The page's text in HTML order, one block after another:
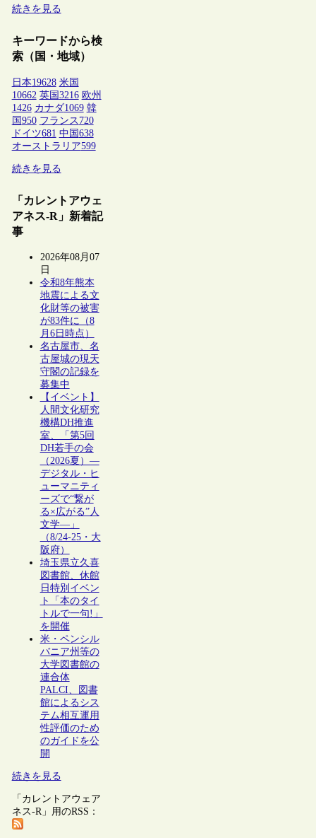
続きを見る
キーワードから検
索（国・地域）
日本19628 米国
10662 英国3216 欧州
1426 カナダ1069 韓
国950 フランス 720
ドイツ681 中国638
オーストラリア599
続きを見る
「カレントアウェ
アネス-R」新着記
事
2026年08月07
日
令和8年熊本
地震による文
化財等の被害
が83件に（8
月6日時点）
名古屋市、名
古屋城の現天
守閣の記録を
募集中
【イベント】
人間文化研究
機構DH推進
室、「第5回
DH若手の会
（2026夏）―
デジタル・ヒ
ューマニティ
ーズで“繋が
る×広がる”人
文学―」
（8/24-25・大
阪府）
埼玉県立久喜
図書館、休館
日特別イベン
ト「本のタイ
トルで一句!」
を開催
米・ペンシル
バニア州等の
大学図書館の
連合体
PALCI、図書
館によるシス
テム相互運用
性評価のため
のガイドを公
開
続きを見る
「カレントアウェア
ネス-R」用のRSS：